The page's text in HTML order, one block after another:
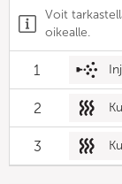
Voit
oikealle.
1
2
3